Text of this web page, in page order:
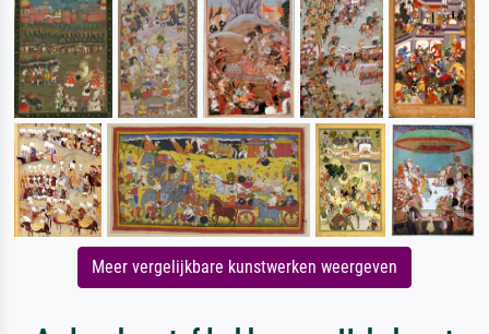
Meer vergelijkbare kunstwerken weergeven